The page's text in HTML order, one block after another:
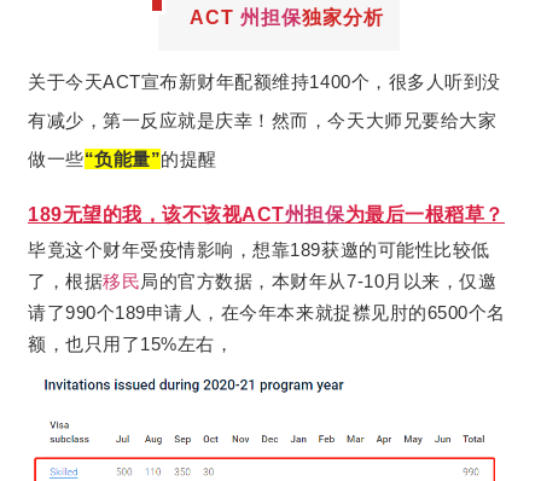
ACT 州担保独家分析
关于今天ACT宣布新财年配额维持1400个，很多人听到没
有减少，第一反应就是庆幸！然而，今天大师兄要给大家
做一些“负能量”的提醒
189无望的我，该不该视ACT州担保为最后一根稻草？
毕竟这个财年受疫情影响，想靠189获邀的可能性比较低
了，根据移民局的官方数据，本财年从7-10月以来，仅邀
请了990个189申请人，在今年本来就捉襟见肘的6500个名
额，也只用了15%左右，